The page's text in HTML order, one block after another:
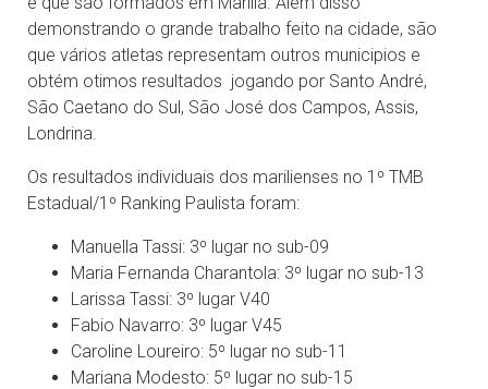
demonstrando o grande trabalho feito na cidade, são
que vários atletas representam outros municipios e
obtém otimos resultados jogando por Santo André,
São Caetano do Sul, São José dos Campos, Assis,
Londrina.
Os resultados individuais dos marilienses no 1⁰ TMB
Estadual/1º Ranking Paulista foram:
Manuella Tassi: 3⁰ lugar no sub-09
Maria Fernanda Charantola: 3⁰ lugar no sub-13
Larissa Tassi: 3⁰ lugar V40
Fabio Navarro: 3⁰ lugar V45
Caroline Loureiro: 5⁰ lugar no sub-11
Mariana Modesto: 5⁰ lugar no sub-15